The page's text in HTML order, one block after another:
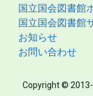
国立国会図書館
国立国会図書館
お知らせ
お問い合わせ
Copyright © 2013-